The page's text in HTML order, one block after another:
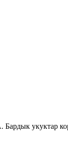
укуктар